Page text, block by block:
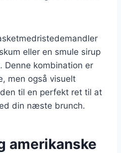
eller en smule sirup
kombination er
men også visuelt
til en perfekt ret til at
din næste brunch.
amerikanske